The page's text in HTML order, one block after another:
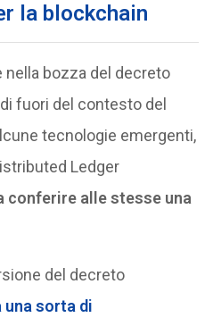
la blockchain
nella bozza del decreto
fuori del contesto del
tecnologie emergenti,
Ledger
conferire alle stesse una
del decreto
una sorta di